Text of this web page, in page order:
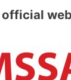
official